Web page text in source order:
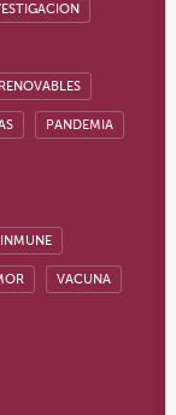
PANDEMIA
VACUNA